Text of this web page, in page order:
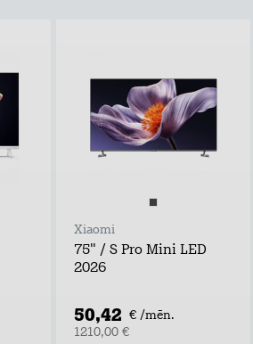
Xiaomi
75" / S Pro Mini LED
2026
50,42 € /mēn.
1210,00 €